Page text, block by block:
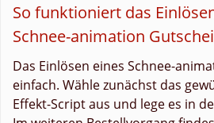
So funktioniert das
Schnee-animation
Das Einlösen eines Schnee-
einfach. Wähle zunächst das
Effekt-Script aus und lege es in